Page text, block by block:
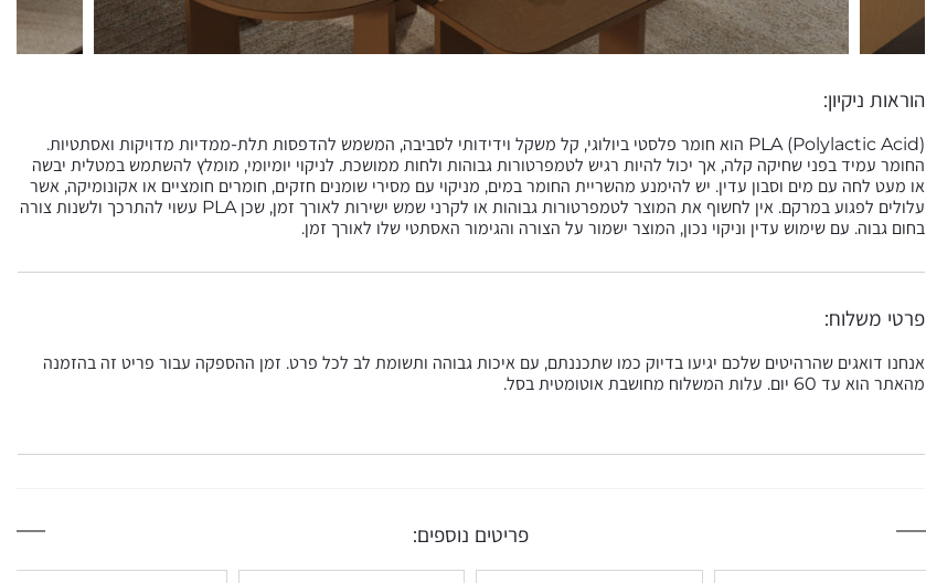
הוראות ניקיון:
PLA (Polylactic Acid) הוא חומר פלסטי ביולוגי, קל משקל וידידותי לסביבה, המשמש להדפסות תלת-ממדיות מדויקות ואסתטיות.
החומר עמיד בפני שחיקה קלה, אך יכול להיות רגיש לטמפרטורות גבוהות ולחות ממושכת. לניקוי יומיומי, מומלץ להשתמש במטלית יבשה
או מעט לחה עם מים וסבון עדין. יש להימנע מהשריית החומר במים, מניקוי עם מסירי שומנים חזקים, חומרים חומציים או אקונומיקה, אשר
עלולים לפגוע במרקם. אין לחשוף את המוצר לטמפרטורות גבוהות או לקרני שמש ישירות לאורך זמן, שכן PLA עשוי להתרכך ולשנות צורה
בחום גבוה. עם שימוש עדין וניקוי נכון, המוצר ישמור על הצורה והגימור האסתטי שלו לאורך זמן.
פרטי משלוח:
אנחנו דואגים שהרהיטים שלכם יגיעו בדיוק כמו שתכננתם, עם איכות גבוהה ותשומת לב לכל פרט. זמן ההספקה עבור פריט זה בהזמנה
מהאתר הוא עד 60 יום. עלות המשלוח מחושבת אוטומטית בסל.
פריטים נוספים: